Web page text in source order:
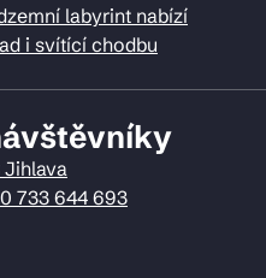
labyrint nabízí
i svítící chodbu
Jihlava
733 644 693